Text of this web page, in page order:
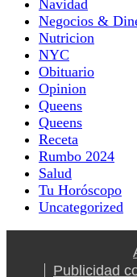
Navidad
Negocios &
Nutricion
NYC
Obituario
Opinion
Queens
Queens
Receta
Rumbo 2024
Salud
Tu Horóscopo
Uncategorized
Publicidad